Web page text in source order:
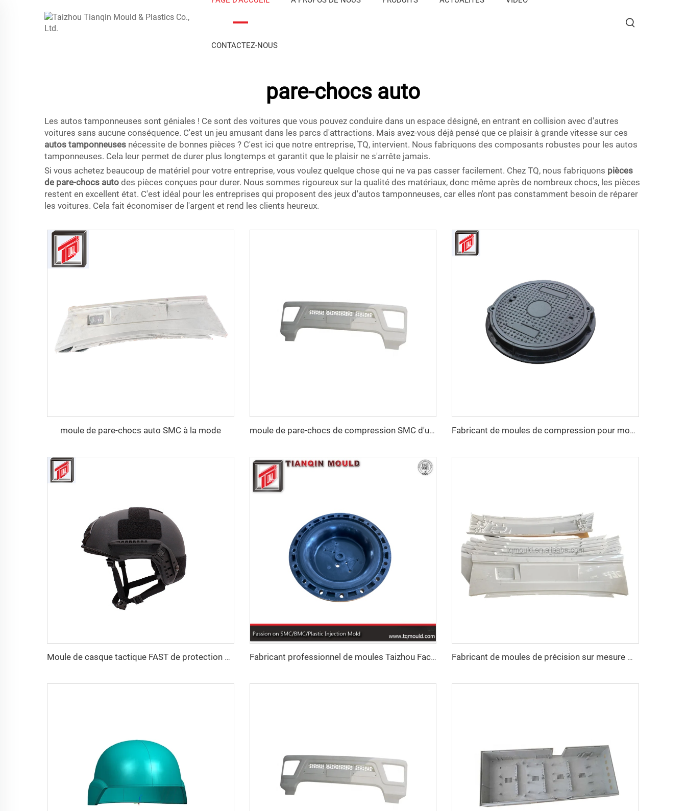
CONTACTEZ-NOUS
pare-chocs auto
Les autos tamponneuses sont géniales ! Ce sont des voitures que vous pouvez conduire dans un espace désigné, en entrant en collision avec d'autres
voitures sans aucune conséquence. C'est un jeu amusant dans les parcs d'attractions. Mais avez-vous déjà pensé que ce plaisir à grande vitesse sur ces
autos tamponneuses nécessite de bonnes pièces ? C'est ici que notre entreprise, TQ, intervient. Nous fabriquons des composants robustes pour les autos
tamponneuses. Cela leur permet de durer plus longtemps et garantit que le plaisir ne s'arrête jamais.
Si vous achetez beaucoup de matériel pour votre entreprise, vous voulez quelque chose qui ne va pas casser facilement. Chez TQ, nous fabriquons pièces
de pare-chocs auto des pièces conçues pour durer. Nous sommes rigoureux sur la qualité des matériaux, donc même après de nombreux chocs, les pièces
restent en excellent état. C'est idéal pour les entreprises qui proposent des jeux d'autos tamponneuses, car elles n'ont pas constamment besoin de réparer
les voitures. Cela fait économiser de l'argent et rend les clients heureux.
moule de pare-chocs auto SMC à la mode moule de pare-chocs de compression SMC d'usine professionnelle Fabricant de moules de compression pour moules de couvercles d'égout BMC
Moule de casque tactique FAST de protection personnelle en PE et aramide de haute résistance, personnalisé en gros, double sécurité Fabricant professionnel de moules Taizhou Factory Molding, fournisseur de moules métalliques par moulage sous pression pour couvercle d'extrémité de bride Fabricant de moules de précision sur mesure Moule pour carter Moule pour pièces automobiles / Moule